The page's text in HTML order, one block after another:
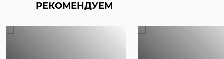
РЕКОМЕНДУЕМ